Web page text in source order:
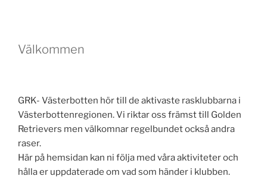
Välkommen
GRK- Västerbotten hör till de aktivaste rasklubbarna i
Västerbottenregionen. Vi riktar oss främst till Golden
Retrievers men välkomnar regelbundet också andra
raser.
Här på hemsidan kan ni följa med våra aktiviteter och
hålla er uppdaterade om vad som händer i klubben.